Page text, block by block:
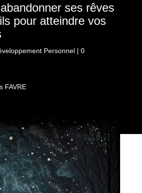
ses rêves
pour atteindre vos
Personnel| 0
FAVRE